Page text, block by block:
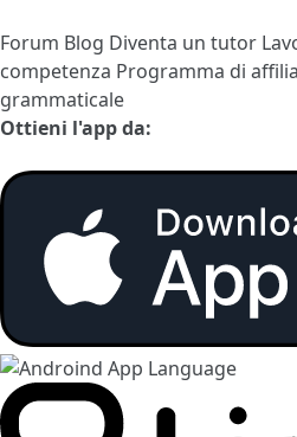
Forum Blog Diventa un tutor
competenza Programma di
grammaticale
Ottieni l'app da: